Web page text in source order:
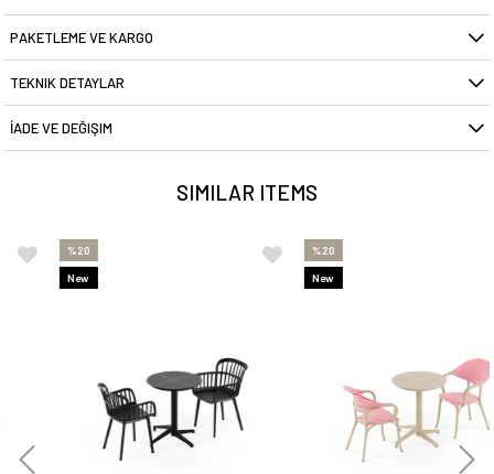
PAKETLEME VE KARGO
TEKNIK DETAYLAR
İADE VE DEĞIŞIM
SIMILAR ITEMS
%20 %20